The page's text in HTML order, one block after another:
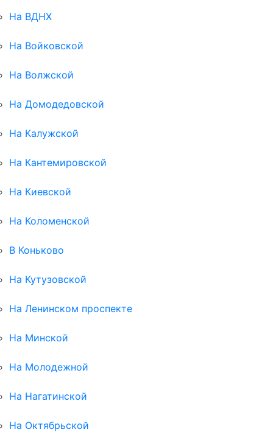
На ВДНХ
На Войковской
На Волжской
На Домодедовской
На Калужской
На Кантемировской
На Киевской
На Коломенской
В Коньково
На Кутузовской
На Ленинском проспекте
На Минской
На Молодежной
На Нагатинской
На Октябрьской